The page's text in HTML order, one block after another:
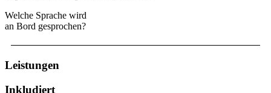
Welche Sprache wird
an Bord gesprochen?
Leistungen
Inkludiert